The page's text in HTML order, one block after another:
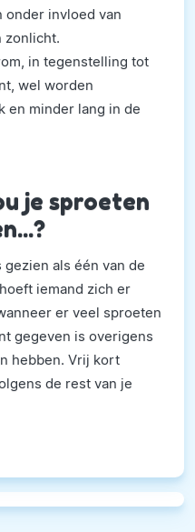
onder invloed van
zonlicht.
in tegenstelling tot
wel worden
en minder lang in de
je sproeten
als één van de
iemand zich er
er veel sproeten
gegeven is overigens
hebben. Vrij kort
de rest van je